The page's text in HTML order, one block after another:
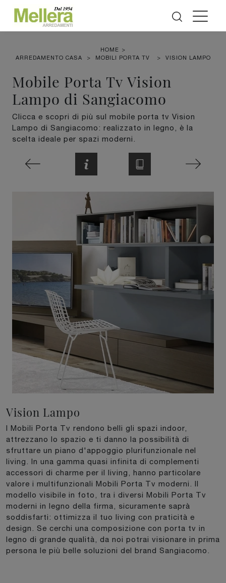
HOME >
ARREDAMENTO CASA
> MOBILI PORTA TV > VISION LAMPO
Mobile Porta Tv Vision
Lampo di Sangiacomo
Clicca e scopri di più sul mobile porta tv Vision
Lampo di Sangiacomo: realizzato in legno, è la
scelta ideale per spazi moderni.
Vision Lampo
I Mobili Porta Tv rendono belli gli spazi indoor,
attrezzano lo spazio e ti danno la possibilità di
sfruttare un piano d'appoggio plurifunzionale nel
living. In una gamma quasi infinita di complementi
accessori di charme per il living, hanno particolare
valore i multifunzionali Mobili Porta Tv moderni. Il
modello visibile in foto, tra i diversi Mobili Porta Tv
moderni in legno della firma, sicuramente saprà
soddisfarti: ottimizza il tuo living con praticità e
design. Se cerchi una composizione con porta tv in
legno di grande qualità, da noi potrai visionare in prima
persona le più belle soluzioni del brand Sangiacomo.